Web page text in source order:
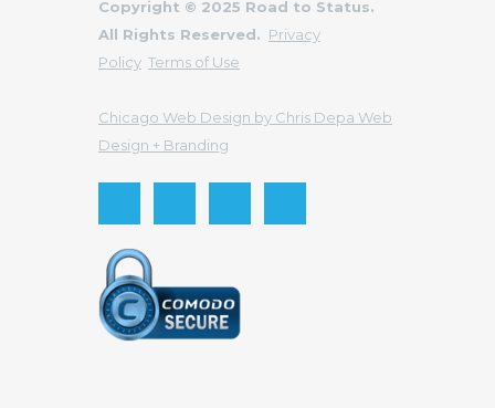
Copyright © 2025 Road to Status.
All Rights Reserved. Privacy
Policy Terms of Use
Chicago Web Design by Chris Depa Web
Design + Branding